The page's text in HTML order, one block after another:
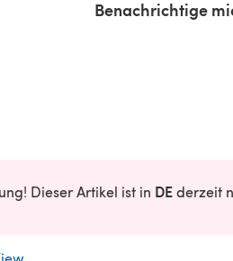
Benachrichtige
Dieser Artikel ist in DEderzeit